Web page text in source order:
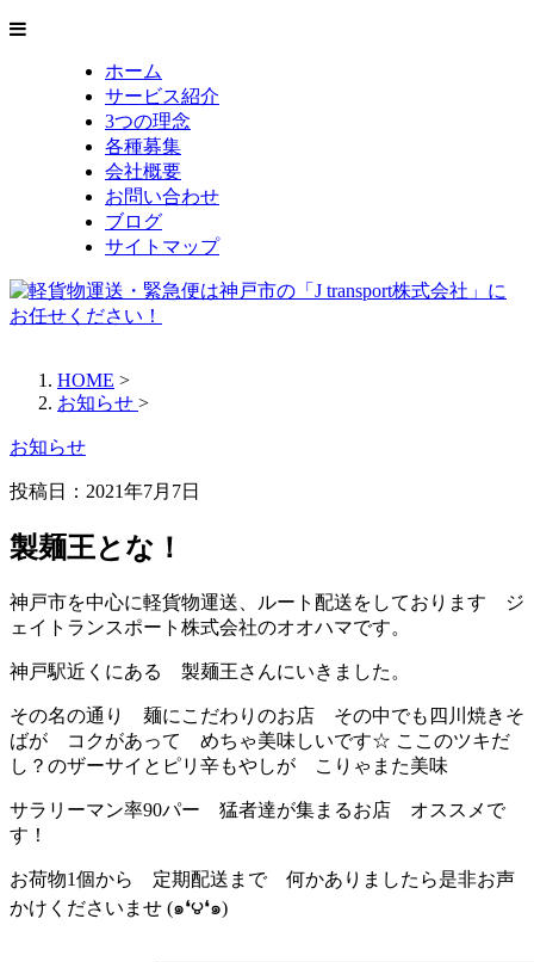
ホーム
サービス紹介
3つの理念
各種募集
会社概要
お問い合わせ
ブログ
サイトマップ
HOME >
お知らせ >
お知らせ
投稿日： 2021年7月7日
製麺王とな！
神戸市を中心に軽貨物運送、ルート配送をしております ジ
ェイトランスポート株式会社のオオハマです。
神戸駅近くにある 製麺王さんにいきました。
その名の通り 麺にこだわりのお店 その中でも四川焼きそ
ばが コクがあって めちゃ美味しいです☆ ここのツキだ
し？のザーサイとピリ辛もやしが こりゃまた美味
サラリーマン率90パー 猛者達が集まるお店 オススメで
す！
お荷物1個から 定期配送まで 何かありましたら是非お声
かけくださいませ (๑❛౪❛๑)